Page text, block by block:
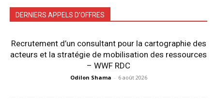
DERNIERS APPELS D'OFFRES
Recrutement d’un consultant pour la cartographie des
acteurs et la stratégie de mobilisation des ressources
– WWF RDC
Odilon Shama - 6 août 2026